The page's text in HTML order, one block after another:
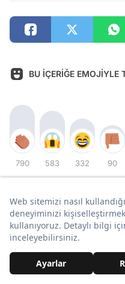
BU İÇERİĞE EMOJİYLE
790 583 332 90
Yorum Yazın